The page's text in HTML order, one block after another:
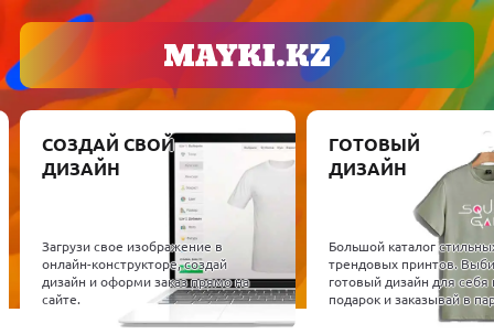
СОЗДАЙ СВОЙ
ДИЗАЙН
Загрузи свое изображение в
онлайн-конструкторе, создай
дизайн и оформи заказ прямо на
сайте.
ГОТОВЫЙ
ДИЗАЙН
Большой каталог
трендовых принтов.
готовый дизайн для себя
подарок и заказывай в